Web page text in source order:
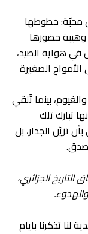
محبّة: خطوطها
وهيبة حضورها
في هواية الصيد،
الصغيرة
بينما تُلقي
تبارك تلك
تزيّن الجدار، بل
الجزائري،
لنا تذكرنا بايام